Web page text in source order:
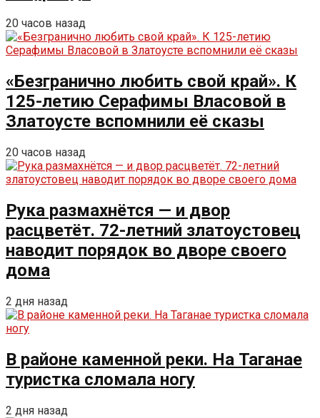
20 часов назад
«Безгранично любить свой край». К
125-летию Серафимы Власовой в
Златоусте вспомнили её сказы
20 часов назад
Рука размахнётся — и двор
расцветёт. 72-летний златоустовец
наводит порядок во дворе своего
дома
2 дня назад
В районе каменной реки. На Таганае
туристка сломала ногу
2 дня назад